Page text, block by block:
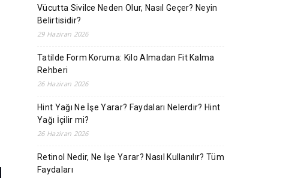
Vücutta Sivilce Neden Olur, Nasıl Geçer? Neyin
Belirtisidir?
29 Haziran 2026
Tatilde Form Koruma: Kilo Almadan Fit Kalma
Rehberi
26 Haziran 2026
Hint Yağı Ne İşe Yarar? Faydaları Nelerdir? Hint
Yağı İçilir mi?
26 Haziran 2026
Retinol Nedir, Ne İşe Yarar? Nasıl Kullanılır? Tüm
Faydaları